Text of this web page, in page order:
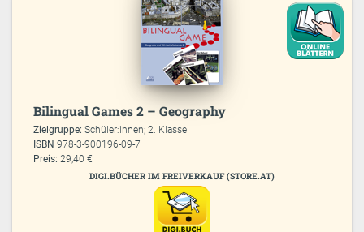
Bilingual Games 2 – Geography
Zielgruppe:Schüler:innen; 2. Klasse
ISBN978-3-900196-09-7
Preis: 29,40 €
DIGI.BÜCHER IM FREIVERKAUF (STORE.AT)